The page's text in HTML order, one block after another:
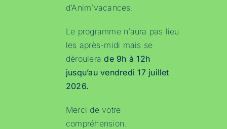
d’Anim’vacances.
Le programme n’aura pas lieu
les après-midi mais se
déroulera de 9h à 12h
jusqu’au vendredi 17 juillet
2026.
Merci de votre
compréhension.